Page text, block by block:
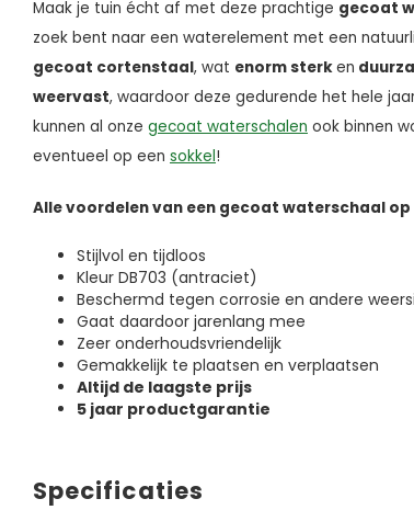
Maak je tuin écht af met deze prachtige gecoat
zoek bent naar een waterelement met een
gecoat cortenstaal, wat enorm sterken
weervast, waardoor deze gedurende het hele
kunnen al onze gecoat waterschalen ook binnen
eventueel op een sokkel!
Alle voordelen van een gecoat waterschaal op
Stijlvol en tijdloos
Kleur DB703 (antraciet)
Beschermd tegen corrosie en andere
Gaat daardoor jarenlang mee
Zeer onderhoudsvriendelijk
Gemakkelijk te plaatsen en verplaatsen
Altijd de laagste prijs
5 jaar productgarantie
Specificaties